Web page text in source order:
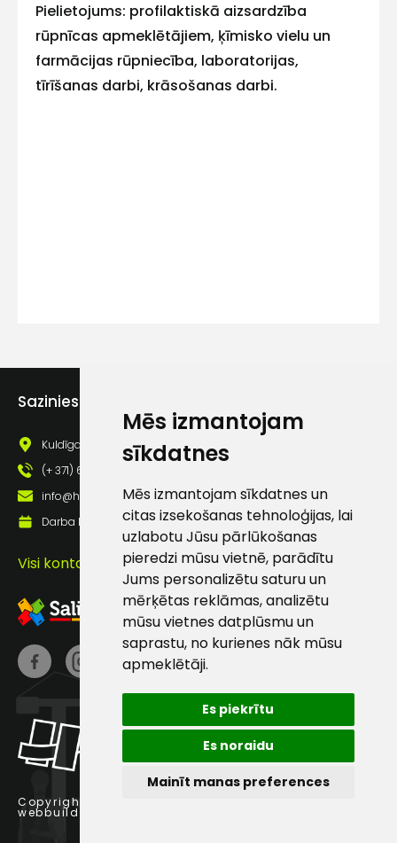
Mēs izmantojam
sīkdatnes
Mēs izmantojam sīkdatnes un
citas izsekošanas tehnoloģijas, lai
uzlabotu Jūsu pārlūkošanas
pieredzi mūsu vietnē, parādītu
Jums personalizētu saturu un
mērķētas reklāmas, analizētu
mūsu vietnes datplūsmu un
saprastu, no kurienes nāk mūsu
apmeklētāji.
Es piekrītu
Es noraidu
Mainīt manas preferences
Pielietojums: profilaktiskā aizsardzība
rūpnīcas apmeklētājiem, ķīmisko vielu un
farmācijas rūpniecība, laboratorijas,
tīrīšanas darbi, krāsošanas darbi.
Copyright © 2025 Hards SIA.
webbuilding.lv
Sazinies ar mums
Kuldīgas iela 69a, Saldus, Saldus nov., LV - 3801
(+ 371) 63 881 186
info@hards.lv
Darba laiks: Darbadienās: 8:00 - 17:00
Visi kontakti
E-pasts
Piekrītu saņemt
pastā
Sūtīt ziņojumu
Klientu
atbalsts
Darbdienās:
(+371) 63 881
186
info@hards.lv